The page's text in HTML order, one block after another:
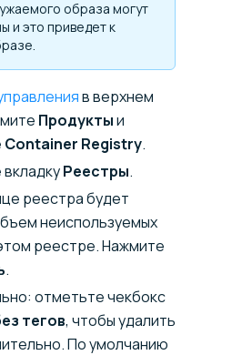
образа могут
и это приведет к
в верхнем
Продуктыи
Container Registry.
Реестры.
реестра будет
неиспользуемых
реестре. Нажмите
.
отметьте чекбокс
тегов, чтобы удалить
По умолчанию